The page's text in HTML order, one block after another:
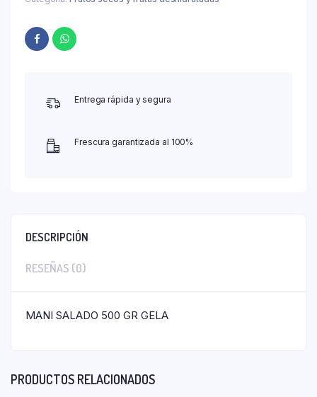
Entrega rápida y segura
Frescura garantizada al 100%
DESCRIPCIÓN
RESEÑAS (0)
MANI SALADO 500 GR GELA
PRODUCTOS RELACIONADOS